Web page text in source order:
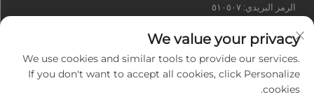
الرمز البريدي: ٥١٠٥٠٧
+86-13922415049
We value your privacy
We use cookies and similar tools to provide our services.
If you don't want to accept all cookies, click Personalize
cookies.